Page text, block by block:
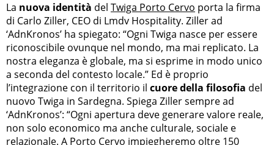
La nuova identità del Twiga Porto Cervo porta la firma
di Carlo Ziller, CEO di Lmdv Hospitality. Ziller ad
‘AdnKronos’ ha spiegato: “Ogni Twiga nasce per essere
riconoscibile ovunque nel mondo, ma mai replicato. La
nostra eleganza è globale, ma si esprime in modo unico
a seconda del contesto locale.” Ed è proprio
l’integrazione con il territorio il cuore della filosofia del
nuovo Twiga in Sardegna. Spiega Ziller sempre ad
‘AdnKronos’: “Ogni apertura deve generare valore reale,
non solo economico ma anche culturale, sociale e
relazionale. A Porto Cervo impiegheremo oltre 150